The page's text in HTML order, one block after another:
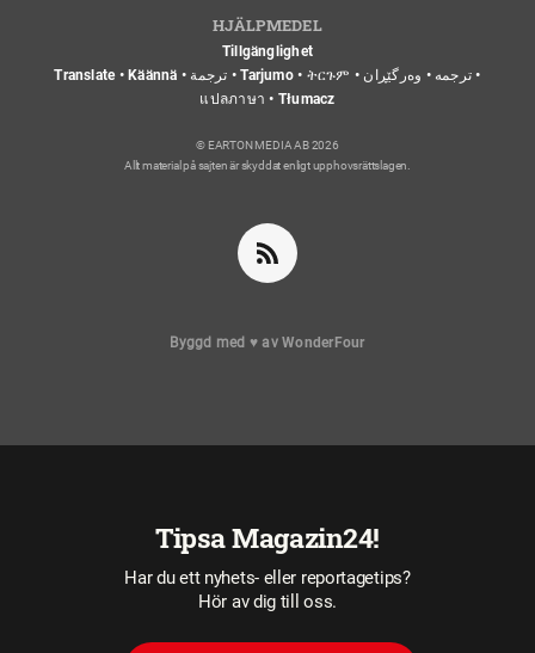
HJÄLPMEDEL
Tillgänglighet
Translate • Käännä • ترجمة • Tarjumo • ትርጉም • ترجمه • وەرگێڕان •
แปลภาษา • Tłumacz
© EARTON MEDIA AB 2026
Allt material på sajten är skyddat enligt upphovsrättslagen.
Byggd med ♥ avWonderFour
Tipsa Magazin24!
Har du ett nyhets- eller reportagetips?
Hör av dig till oss.